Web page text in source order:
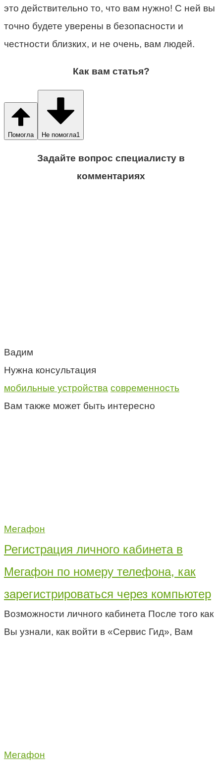
это действительно то, что вам нужно! С ней вы
точно будете уверены в безопасности и
честности близких, и не очень, вам людей.
Как вам статья?
Помогла Не помогла1
Задайте вопрос специалисту в
комментариях
Вадим
Нужна консультация
мобильные устройства современность
Вам также может быть интересно
Мегафон
Регистрация личного кабинета в
Мегафон по номеру телефона, как
зарегистрироваться через компьютер
Возможности личного кабинета После того как
Вы узнали, как войти в «Сервис Гид», Вам
Мегафон